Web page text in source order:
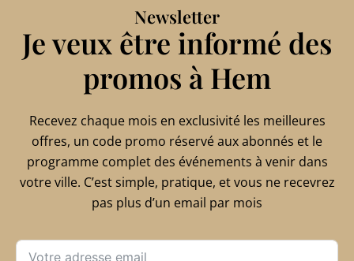
Newsletter
Je veux être informé des
promos à Hem
Recevez chaque mois en exclusivité les meilleures
offres, un code promo réservé aux abonnés et le
programme complet des événements à venir dans
votre ville. C’est simple, pratique, et vous ne recevrez
pas plus d’un email par mois